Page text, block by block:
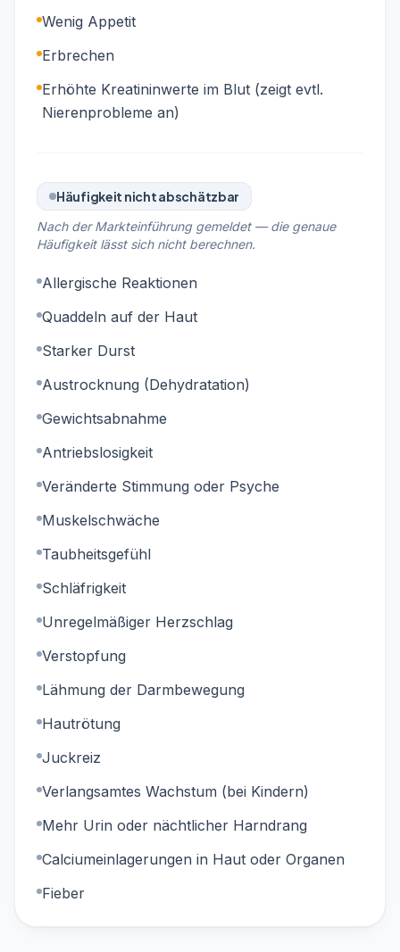
Wenig Appetit
Erbrechen
Erhöhte Kreatininwerte im Blut (zeigt evtl.
Nierenprobleme an)
Häufigkeit nicht abschätzbar
Nach der Markteinführung gemeldet — die genaue
Häufigkeit lässt sich nicht berechnen.
Allergische Reaktionen
Quaddeln auf der Haut
Starker Durst
Austrocknung (Dehydratation)
Gewichtsabnahme
Antriebslosigkeit
Veränderte Stimmung oder Psyche
Muskelschwäche
Taubheitsgefühl
Schläfrigkeit
Unregelmäßiger Herzschlag
Verstopfung
Lähmung der Darmbewegung
Hautrötung
Juckreiz
Verlangsamtes Wachstum (bei Kindern)
Mehr Urin oder nächtlicher Harndrang
Calciumeinlagerungen in Haut oder Organen
Fieber